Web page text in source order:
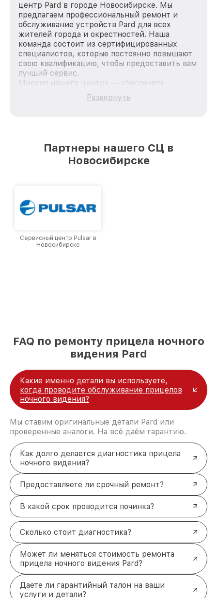
центр Pard в городе Новосибирске. Мы
предлагаем профессиональный ремонт и
обслуживание устройств Pard для всех
жителей города и окрестностей. Наша
команда состоит из сертифицированных
специалистов, которые постоянно повышают
свою квалификацию, чтобы предоставить вам
лучший сервис.
Миссия нашего центра — обеспечить
качественный и доступный ремонт для
каждого пользователя продукции Pard, вне
лучшим сервисным центром Pard в городе
Новосибирске, постоянно повышая уровень
Развернуть
Партнеры нашего СЦ в
Новосибирске
Сервисный центр Pulsar в
Новосибирске
FAQ по ремонту прицела ночного
видения Pard
Какие именно детали вы используете,
когда проводите обслуживание прицелов
ночного видения?
Мы ставим оригинальные детали Pard или
проверенные аналоги. На всё даём гарантию.
Как долго делается диагностика прицела
ночного видения?
Предоставляете ли срочный ремонт?
В какой срок проводится починка?
Сколько стоит диагностика?
Может ли меняться стоимость ремонта
прицела ночного видения Pard?
Даете ли гарантийный талон на ваши
услуги и детали?